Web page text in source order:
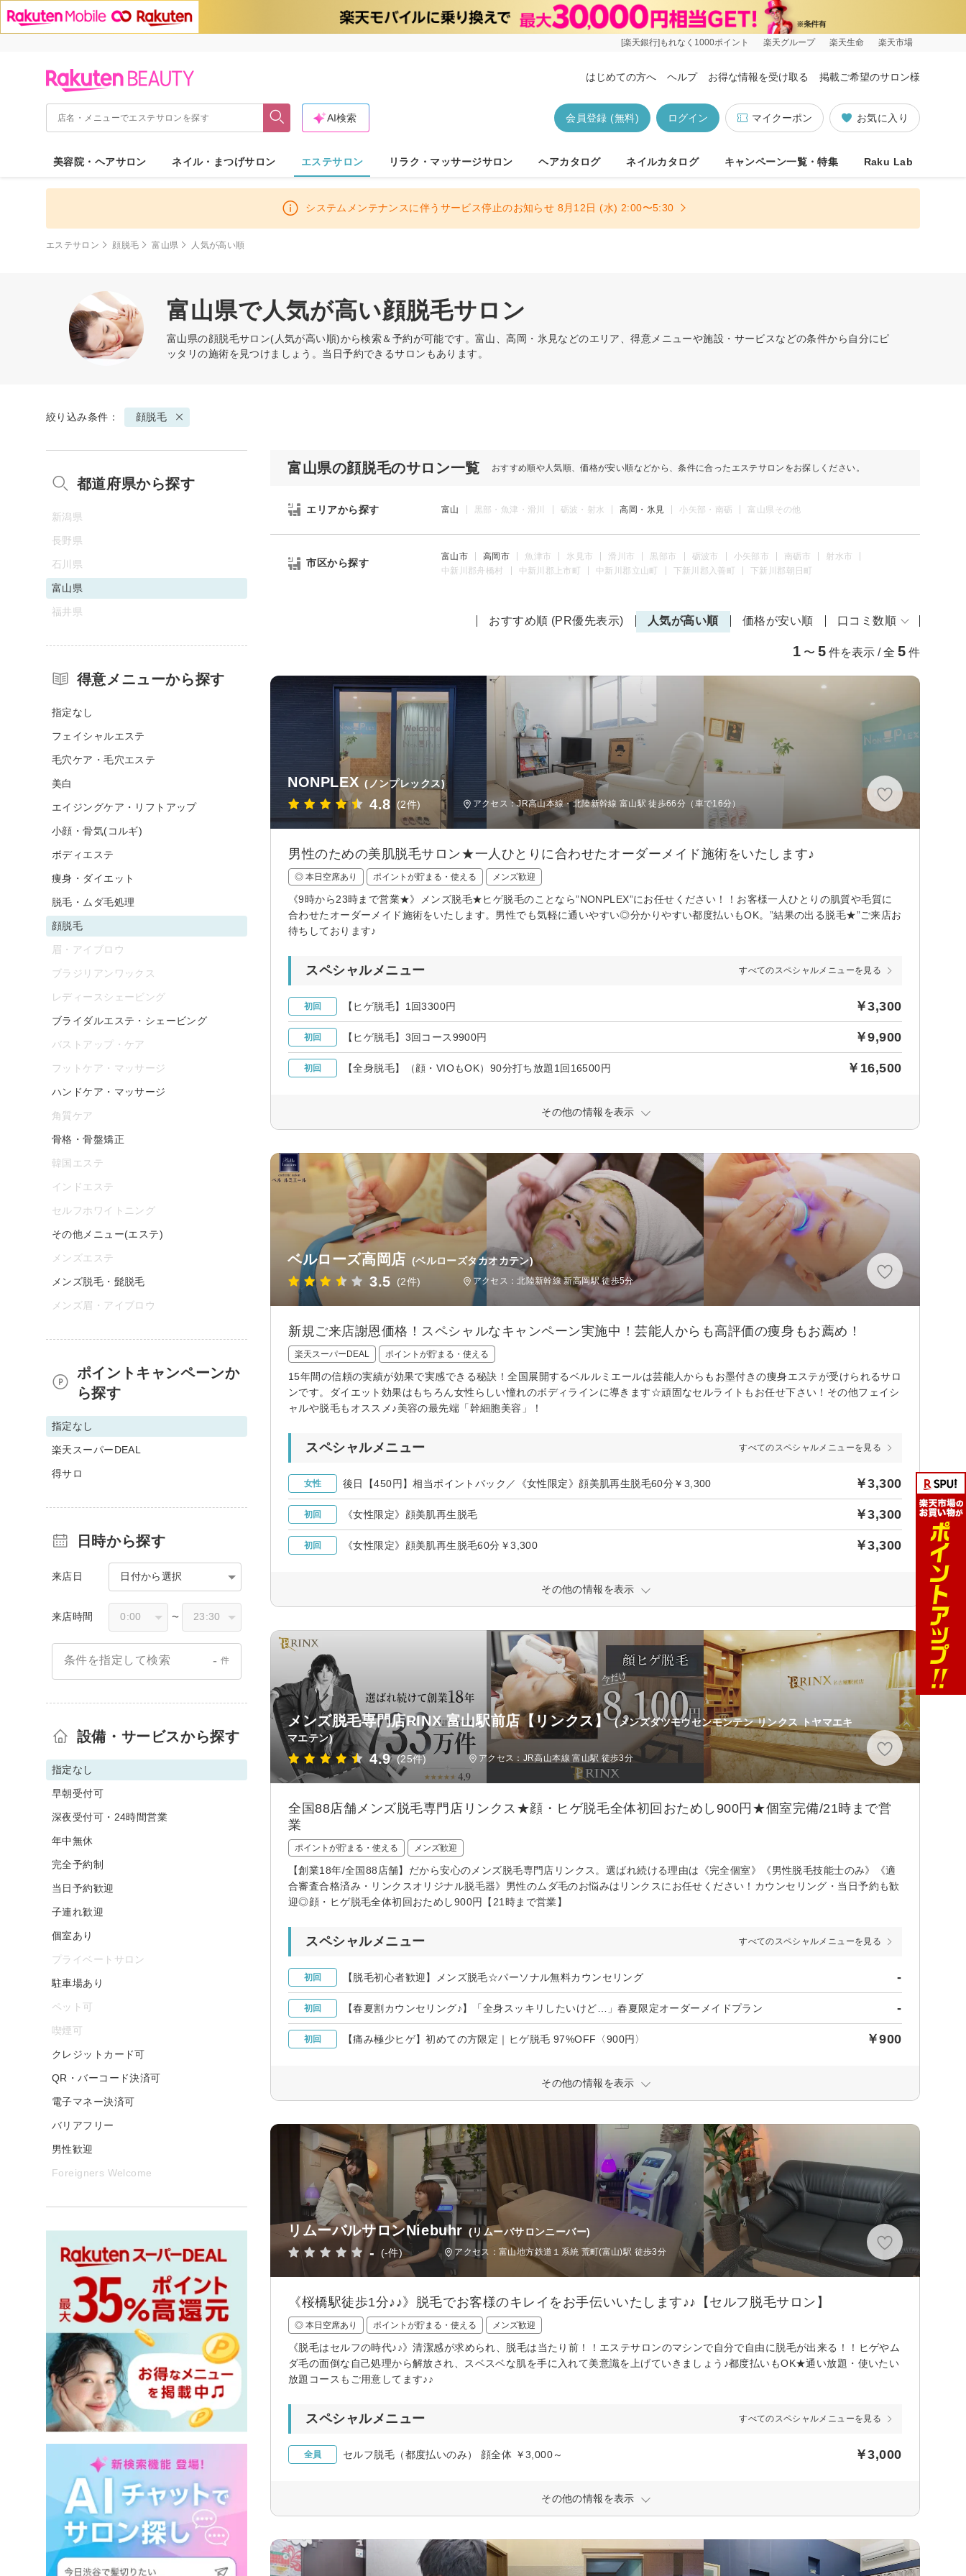
[楽天銀行]もれなく1000ポイント 楽天グループ 楽天生命 楽天市場
はじめての方へ ヘルプ お得な情報を受け取る 掲載ご希望のサロン様
お気に入り
マイクーポン
ログイン
会員登録 (無料)
AI検索
美容院・ヘアサロン ネイル・まつげサロン エステサロン リラク・マッサージサロン ヘアカタログ ネイルカタログ キャンペーン一覧・特集 Raku Lab
システムメンテナンスに伴うサービス停止のお知らせ 8月12日 (水) 2:00〜5:30
エステサロン 顔脱毛 富山県 人気が高い順
富山県で人気が高い顔脱毛サロン
富山県の顔脱毛サロン(人気が高い順)から検索＆予約が可能です。富山、高岡・氷見などのエリア、得意メニューや施設・サービスなどの条件から自分にピ
ッタリの施術を見つけましょう。当日予約できるサロンもあります。
絞り込み条件： 顔脱毛
富山県の顔脱毛のサロン一覧 おすすめ順や人気順、価格が安い順などから、条件に合ったエステサロンをお探しください。
エリアから探す 富山 黒部・魚津・滑川 砺波・射水 高岡・氷見 小矢部・南砺 富山県その他
市区から探す
富山市 高岡市 魚津市 氷見市 滑川市 黒部市 砺波市 小矢部市 南砺市
射水市
中新川郡舟橋村
中新川郡上市町 中新川郡立山町 下新川郡入善町 下新川郡朝日町
おすすめ順 (PR優先表示) 人気が高い順 価格が安い順 口コミ数順
1 〜 5 件を表示 / 全 5 件
NONPLEX (ノンプレックス)
4.8 (2件) アクセス：JR高山本線・北陸新幹線 富山駅 徒歩66分（車で16分）
男性のための美肌脱毛サロン★一人ひとりに合わせたオーダーメイド施術をいたします♪
◎ 本日空席あり ポイントが貯まる・使える メンズ歓迎
《9時から23時まで営業★》メンズ脱毛★ヒゲ脱毛のことなら”NONPLEX”にお任せください！！お客様一人ひとりの肌質や毛質に
合わせたオーダーメイド施術をいたします。男性でも気軽に通いやすい◎分かりやすい都度払いもOK。”結果の出る脱毛★”ご来店お
待ちしております♪
スペシャルメニュー すべてのスペシャルメニューを見る
初回 【ヒゲ脱毛】1回3300円 ￥3,300
初回 【ヒゲ脱毛】3回コース9900円 ￥9,900
初回 【全身脱毛】（顔・VIOもOK）90分打ち放題1回16500円 ￥16,500
その他の情報を表示
ベルローズ高岡店 (ベルローズタカオカテン)
3.5 (2件) アクセス：北陸新幹線 新高岡駅 徒歩5分
新規ご来店謝恩価格！スペシャルなキャンペーン実施中！芸能人からも高評価の痩身もお薦め！
楽天スーパーDEAL ポイントが貯まる・使える
15年間の信頼の実績が効果で実感できる秘訣！全国展開するベルルミエールは芸能人からもお墨付きの痩身エステが受けられるサロ
ンです。ダイエット効果はもちろん女性らしい憧れのボディラインに導きます☆頑固なセルライトもお任せ下さい！その他フェイシ
ャルや脱毛もオススメ♪美容の最先端「幹細胞美容」！
スペシャルメニュー すべてのスペシャルメニューを見る
女性 後日【450円】相当ポイントバック／《女性限定》顔美肌再生脱毛60分￥3,300 ￥3,300
初回 《女性限定》顔美肌再生脱毛 ￥3,300
初回 《女性限定》顔美肌再生脱毛60分￥3,300 ￥3,300
その他の情報を表示
メンズ脱毛専門店RINX 富山駅前店【リンクス】 (メンズダツモウセンモンテン リンクス トヤマエキ
マエテン)
4.9 (25件) アクセス：JR高山本線 富山駅 徒歩3分
全国88店舗メンズ脱毛専門店リンクス★顔・ヒゲ脱毛全体初回おためし900円★個室完備/21時まで営
業
ポイントが貯まる・使える メンズ歓迎
【創業18年/全国88店舗】だから安心のメンズ脱毛専門店リンクス。選ばれ続ける理由は《完全個室》《男性脱毛技能士のみ》《適
合審査合格済み・リンクスオリジナル脱毛器》男性のムダ毛のお悩みはリンクスにお任せください！カウンセリング・当日予約も歓
迎◎顔・ヒゲ脱毛全体初回おためし900円【21時まで営業】
スペシャルメニュー すべてのスペシャルメニューを見る
初回 【脱毛初心者歓迎】メンズ脱毛☆パーソナル無料カウンセリング -
初回 【春夏割カウンセリング♪】「全身スッキリしたいけど…」春夏限定オーダーメイドプラン -
初回 【痛み極少ヒゲ】初めての方限定｜ヒゲ脱毛 97%OFF〈900円〉 ￥900
その他の情報を表示
リムーバルサロンNiebuhr (リムーバサロンニーバー)
- (-件) アクセス：富山地方鉄道１系統 荒町(富山)駅 徒歩3分
《桜橋駅徒歩1分♪♪》脱毛でお客様のキレイをお手伝いいたします♪♪【セルフ脱毛サロン】
◎ 本日空席あり ポイントが貯まる・使える メンズ歓迎
《脱毛はセルフの時代♪♪》清潔感が求められ、脱毛は当たり前！！エステサロンのマシンで自分で自由に脱毛が出来る！！ヒゲやム
ダ毛の面倒な自己処理から解放され、スベスベな肌を手に入れて美意識を上げていきましょう♪都度払いもOK★通い放題・使いたい
放題コースもご用意してます♪♪
スペシャルメニュー すべてのスペシャルメニューを見る
全員 セルフ脱毛（都度払いのみ） 顔全体 ￥3,000～ ￥3,000
その他の情報を表示
都道府県から探す
新潟県
長野県
石川県
富山県
福井県
得意メニューから探す
指定なし
フェイシャルエステ
毛穴ケア・毛穴エステ
美白
エイジングケア・リフトアップ
小顔・骨気(コルギ)
ボディエステ
痩身・ダイエット
脱毛・ムダ毛処理
顔脱毛
眉・アイブロウ
ブラジリアンワックス
レディースシェービング
ブライダルエステ・シェービング
バストアップ・ケア
フットケア・マッサージ
ハンドケア・マッサージ
角質ケア
骨格・骨盤矯正
韓国エステ
インドエステ
セルフホワイトニング
その他メニュー(エステ)
メンズエステ
メンズ脱毛・髭脱毛
メンズ眉・アイブロウ
ポイントキャンペーンか
ら探す
指定なし
楽天スーパーDEAL
得サロ
日時から探す
来店日 日付から選択
来店時間 〜
条件を指定して検索 - 件
設備・サービスから探す
指定なし
早朝受付可
深夜受付可・24時間営業
年中無休
完全予約制
当日予約歓迎
子連れ歓迎
個室あり
プライベートサロン
駐車場あり
ペット可
喫煙可
クレジットカード可
QR・バーコード決済可
電子マネー決済可
バリアフリー
男性歓迎
Foreigners Welcome